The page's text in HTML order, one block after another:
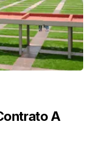
A